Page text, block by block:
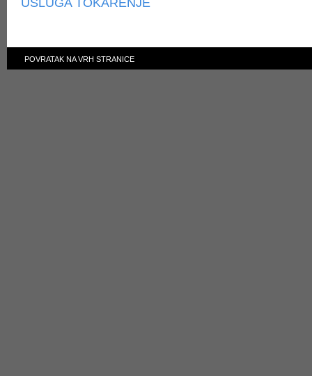
USLUGA TOKARENJE
POVRATAK NA VRH STRANICE